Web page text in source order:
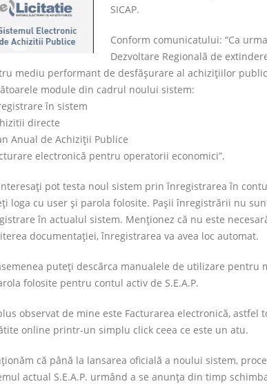
SICAP.
Conform comunicatului: “Ca
Dezvoltare Regională de
mediu performant de desfăşurare al achiziţiilor
module din cadrul noului sistem:
în sistem
directe
Anual de Achiziţii Publice
electronică pentru operatorii economici”.
pot testa noul sistem prin înregistrarea în
loga cu user şi parola folosite. Paşii înregistrării nu
în actualul sistem. Menţionez că nu este
documentaţiei, înregistrarea va avea loc automat.
puteţi descărca manualele de utilizare
folosite pentru contul activ de S.E.A.P.
observat de mine este Facturarea electronică,
online printr-un simplu click ceea ce este un atu.
că până la lansarea oficială a noului sistem,
actual S.E.A.P. urmând a se anunţa din timp